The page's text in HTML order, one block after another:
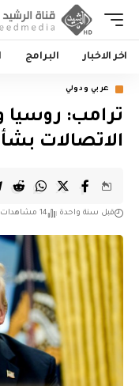
اخر الاخبار البرامج
عربي ودولي
ترامب: روسيا
الاتصالات
قبل سنة واحدة 14 مشاهدات